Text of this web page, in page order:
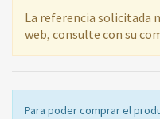
La referencia solicitada
web, consulte con su
Para poder comprar el